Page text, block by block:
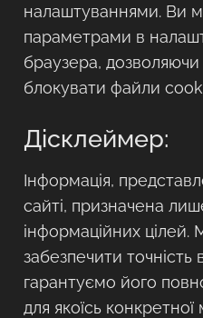
налаштуваннями. Ви
параметрами в
браузера,
блокувати файли
Дісклеймер:
Інформація,
сайті, призначена
інформаційних
забезпечити точність
гарантуємо його
для якоїсь конкретної